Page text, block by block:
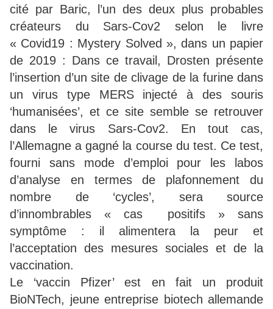
cité par Baric, l’un des deux plus probables
créateurs du Sars-Cov2 selon le livre
« Covid19 : Mystery Solved », dans un papier
de 2019 : Dans ce travail, Drosten présente
l’insertion d’un site de clivage de la furine dans
un virus type MERS injecté à des souris
‘humanisées’, et ce site semble se retrouver
dans le virus Sars-Cov2. En tout cas,
l’Allemagne a gagné la course du test. Ce test,
fourni sans mode d’emploi pour les labos
d’analyse en termes de plafonnement du
nombre de ‘cycles’, sera source
d’innombrables « cas positifs » sans
symptôme : il alimentera la peur et
l’acceptation des mesures sociales et de la
vaccination.
Le ‘vaccin Pfizer’ est en fait un produit
BioNTech, jeune entreprise biotech allemande